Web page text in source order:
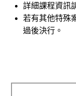
詳細課程資訊
若有其他特殊
過後決行。